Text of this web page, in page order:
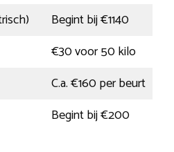
Begint bij €1140
€30 voor 50 kilo
C.a. €160 per beurt
Begint bij €200